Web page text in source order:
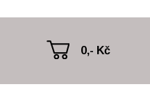
0,- Kč